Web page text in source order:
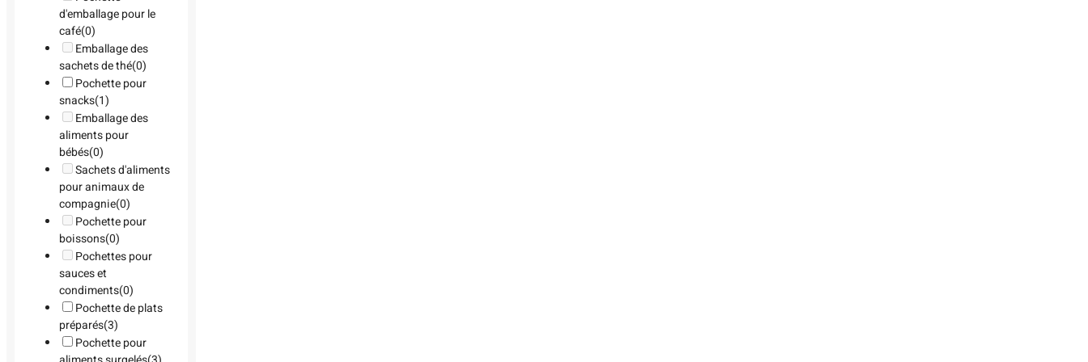
d'emballage pour le
café(0)
Emballage des
sachets de thé(0)
Pochette pour
snacks(1)
Emballage des
aliments pour
bébés(0)
Sachets d'aliments
pour animaux de
compagnie(0)
Pochette pour
boissons(0)
Pochettes pour
sauces et
condiments(0)
Pochette de plats
préparés(3)
Pochette pour